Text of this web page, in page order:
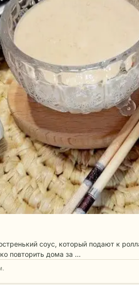
соус, который подают к
повторить дома за …